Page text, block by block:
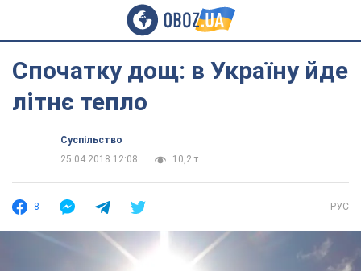
Спочатку дощ: в Україну йде
літнє тепло
Суспільство
25.04.2018 12:08
10,2 т.
8 РУС